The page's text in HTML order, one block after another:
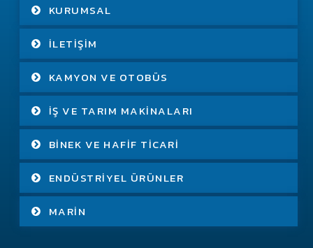
KURUMSAL
İLETIŞIM
KAMYON VE OTOBÜS
İŞ VE TARIM MAKINALARI
BINEK VE HAFIF TICARI
ENDÜSTRIYEL ÜRÜNLER
MARIN